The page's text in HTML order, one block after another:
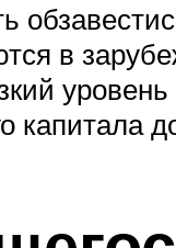
в
капитала